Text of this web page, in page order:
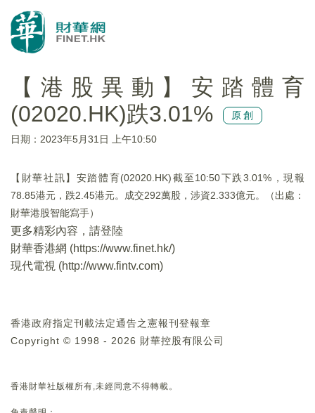
【港股異動】安踏體育
(02020.HK)跌3.01%
原創
日期：2023年5月31日 上午10:50
【財華社訊】安踏體育(02020.HK)截至10:50下跌3.01%，現報
78.85港元，跌2.45港元。成交292萬股，涉資2.333億元。（出處：
財華港股智能寫手）
更多精彩內容，請登陸
財華香港網 (https://www.finet.hk/)
現代電視 (http://www.fintv.com)
香港政府指定刊載法定通告之憲報刊登報章
Copyright © 1998 - 2026 財華控股有限公司
香港財華社版權所有,未經同意不得轉載。